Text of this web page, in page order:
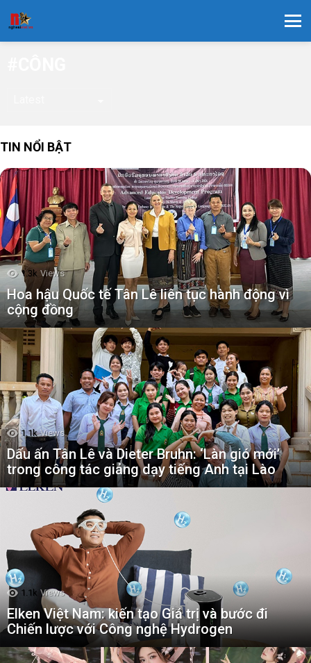
TIN NỔI BẬT
1.3k Views
Hoa hậu Quốc tế Tân Lê liên tục hành động vì
cộng đồng
1.1k Views
Dấu ấn Tân Lê và Dieter Bruhn: ‘Làn gió mới’
trong công tác giảng dạy tiếng Anh tại Lào
1.1k Views
Elken Việt Nam: kiến tạo Giá trị và bước đi
Chiến lược với Công nghệ Hydrogen